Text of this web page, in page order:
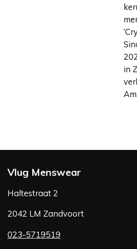
in
Vlug Menswear
Haltestraat 2
2042 LM Zandvoort
023-5719519